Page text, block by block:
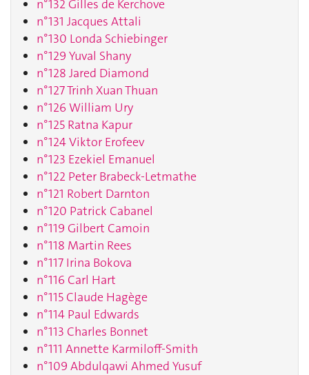
n°132 Gilles de Kerchove
n°131 Jacques Attali
n°130 Londa Schiebinger
n°129 Yuval Shany
n°128 Jared Diamond
n°127 Trinh Xuan Thuan
n°126 William Ury
n°125 Ratna Kapur
n°124 Viktor Erofeev
n°123 Ezekiel Emanuel
n°122 Peter Brabeck-Letmathe
n°121 Robert Darnton
n°120 Patrick Cabanel
n°119 Gilbert Camoin
n°118 Martin Rees
n°117 Irina Bokova
n°116 Carl Hart
n°115 Claude Hagège
n°114 Paul Edwards
n°113 Charles Bonnet
n°111 Annette Karmiloff-Smith
n°109 Abdulqawi Ahmed Yusuf